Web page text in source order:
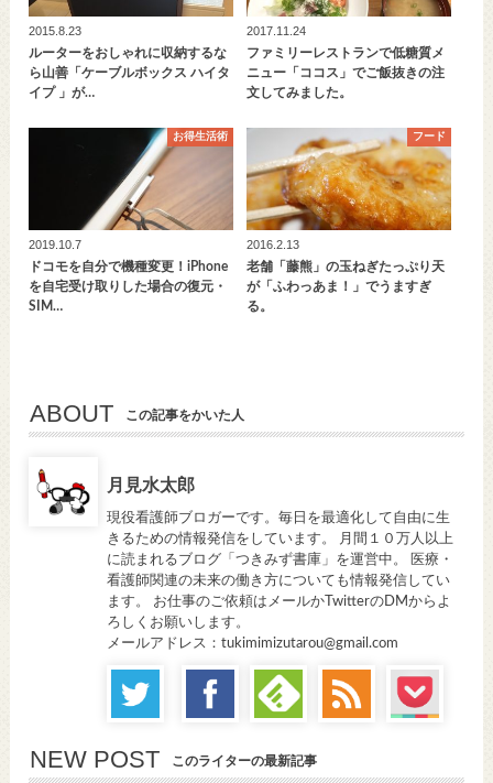
2015.8.23
ルーターをおしゃれに収納するな
ら山善「ケーブルボックス ハイタ
イプ 」が…
2017.11.24
ファミリーレストランで低糖質メ
ニュー「ココス」でご飯抜きの注
文してみました。
お得生活術
2019.10.7
ドコモを自分で機種変更！iPhone
を自宅受け取りした場合の復元・
SIM…
フード
2016.2.13
老舗「藤熊」の玉ねぎたっぷり天
が「ふわっあま！」でうますぎ
る。
ABOUT この記事をかいた人
月見水太郎
現役看護師ブロガーです。毎日を最適化して自由に生
きるための情報発信をしています。 月間１０万人以上
に読まれるブログ「つきみず書庫」を運営中。 医療・
看護師関連の未来の働き方についても情報発信してい
ます。 お仕事のご依頼はメールかTwitterのDMからよ
ろしくお願いします。
メールアドレス：tukimimizutarou@gmail.com
NEW POST このライターの最新記事